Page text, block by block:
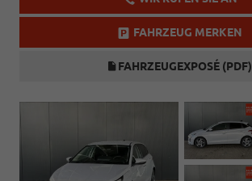
FAHRZEUG MERKEN
FAHRZEUGEXPOSÉ (PDF)